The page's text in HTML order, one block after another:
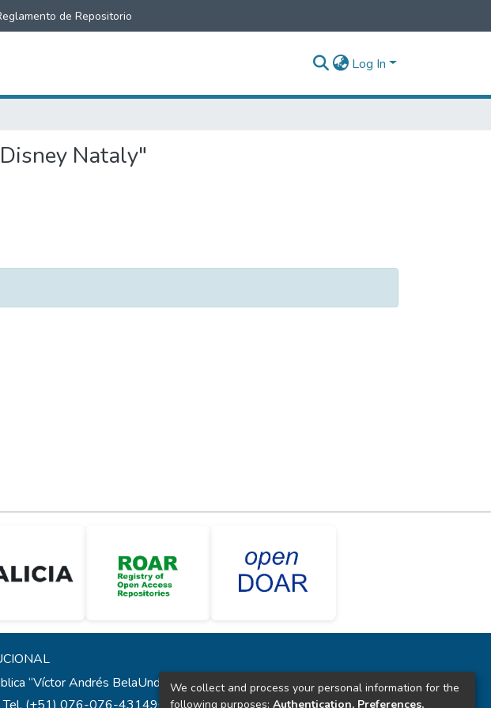
de Repositorio
Log In
Nataly"
“Víctor Andrés BelaUnde”We collect and process your personal information for the
following purposes: Authentication, Preferences,